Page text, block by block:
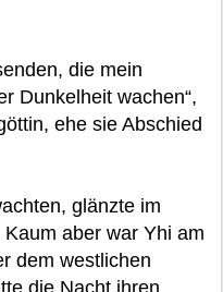
die mein
Dunkelheit wachen“,
ehe sie Abschied
glänzte im
aber war Yhi am
dem westlichen
die Nacht ihren